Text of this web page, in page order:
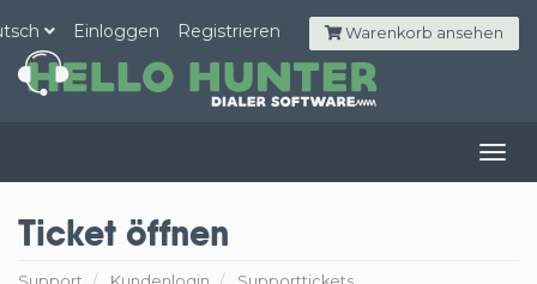
Einloggen Registrieren Warenkorb ansehen
Ticket öffnen